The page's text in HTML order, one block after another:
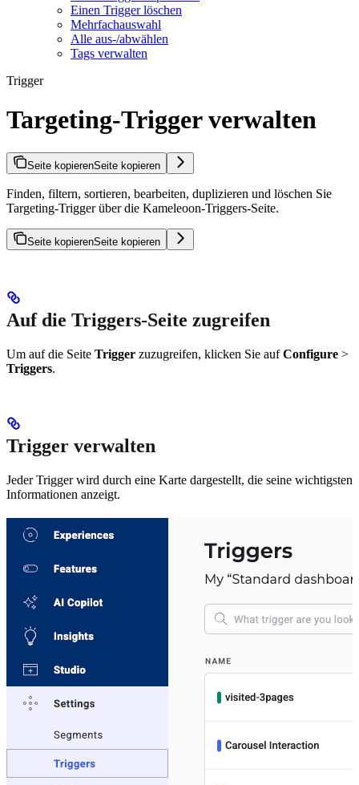
Einen Trigger löschen
Mehrfachauswahl
Alle aus-/abwählen
Tags verwalten
Trigger
Targeting-Trigger verwalten
Seite kopierenSeite kopieren
Finden, filtern, sortieren, bearbeiten, duplizieren und löschen Sie
Targeting-Trigger über die Kameleoon-Triggers-Seite.
Seite kopierenSeite kopieren
Auf die Triggers-Seite zugreifen
Um auf die Seite Trigger zuzugreifen, klicken Sie aufConfigure >
Triggers.
Trigger verwalten
Jeder Trigger wird durch eine Karte dargestellt, die seine wichtigsten
Informationen anzeigt.